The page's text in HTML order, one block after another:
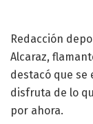
Redacción
Alcaraz,
destacó que se
disfruta de lo
por ahora.